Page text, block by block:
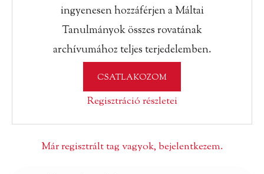
ingyenesen hozzáférjen a Máltai
Tanulmányok összes rovatának
archívumához teljes terjedelemben.
CSATLAKOZOM
Regisztráció részletei
Már regisztrált tag vagyok, bejelentkezem.